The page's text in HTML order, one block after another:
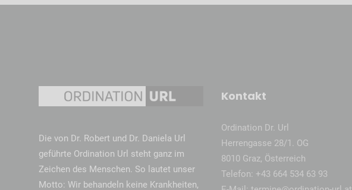
Die von Dr. Robert und Dr. Daniela Url
geführte Ordination Url steht ganz im
Zeichen des Menschen. So lautet unser
Motto: Wir behandeln keine Krankheiten,
Kontakt
Ordination Dr. Url
Herrengasse 28/1. OG
8010 Graz, Österreich
Telefon: +43 664 534 63 93